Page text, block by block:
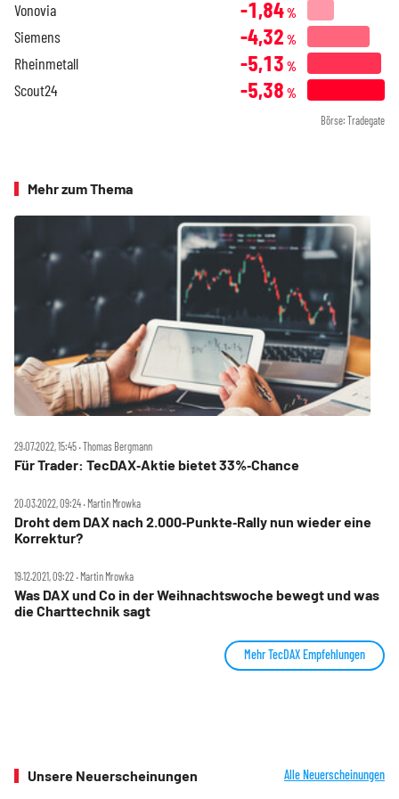
Vonovia -1,84%
Siemens -4,32 %
Rheinmetall -5,13 %
Scout24 -5,38 %
Börse: Tradegate
Mehr zum Thema
29.07.2022, 15:45 ‧ Thomas Bergmann
Für Trader: TecDAX‑Aktie bietet 33%‑Chance
20.03.2022, 09:24 ‧ Martin Mrowka
Droht dem DAX nach 2.000‑Punkte‑Rally nun wieder eine
Korrektur?
19.12.2021, 09:22 ‧ Martin Mrowka
Was DAX und Co in der Weihnachtswoche bewegt und was
die Charttechnik sagt
Mehr TecDAX Empfehlungen
Unsere Neuerscheinungen Alle Neuerscheinungen